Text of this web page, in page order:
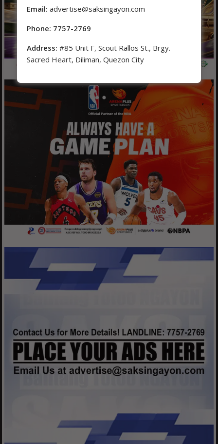
Email: advertise@saksingayon.com
Phone: 7757-2769
Address: #85 Unit F, Scout Rallos St., Brgy.
Sacred Heart, Diliman, Quezon City